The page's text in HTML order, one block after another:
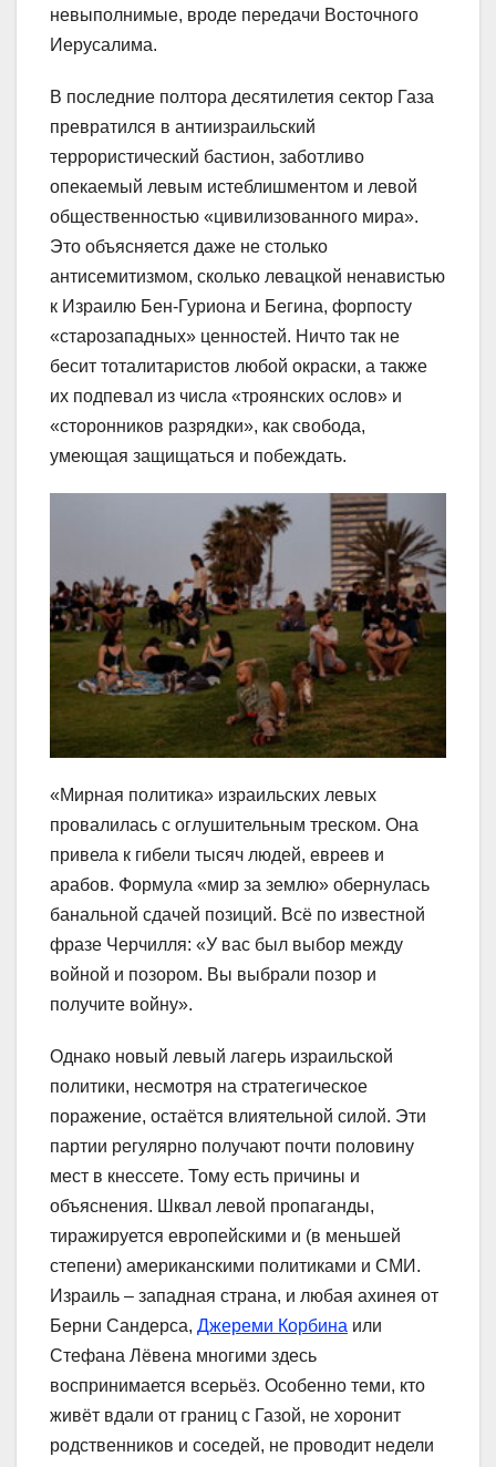
невыполнимые, вроде передачи Восточного
Иерусалима.
В последние полтора десятилетия сектор Газа
превратился в антиизраильский
террористический бастион, заботливо
опекаемый левым истеблишментом и левой
общественностью «цивилизованного мира».
Это объясняется даже не столько
антисемитизмом, сколько левацкой ненавистью
к Израилю Бен-Гуриона и Бегина, форпосту
«старозападных» ценностей. Ничто так не
бесит тоталитаристов любой окраски, а также
их подпевал из числа «троянских ослов» и
«сторонников разрядки», как свобода,
умеющая защищаться и побеждать.
«Мирная политика» израильских левых
провалилась с оглушительным треском. Она
привела к гибели тысяч людей, евреев и
арабов. Формула «мир за землю» обернулась
банальной сдачей позиций. Всё по известной
фразе Черчилля: «У вас был выбор между
войной и позором. Вы выбрали позор и
получите войну».
Однако новый левый лагерь израильской
политики, несмотря на стратегическое
поражение, остаётся влиятельной силой. Эти
партии регулярно получают почти половину
мест в кнессете. Тому есть причины и
объяснения. Шквал левой пропаганды,
тиражируется европейскими и (в меньшей
степени) американскими политиками и СМИ.
Израиль – западная страна, и любая ахинея от
Берни Сандерса, Джереми Корбина или
Стефана Лёвена многими здесь
воспринимается всерьёз. Особенно теми, кто
живёт вдали от границ с Газой, не хоронит
родственников и соседей, не проводит недели